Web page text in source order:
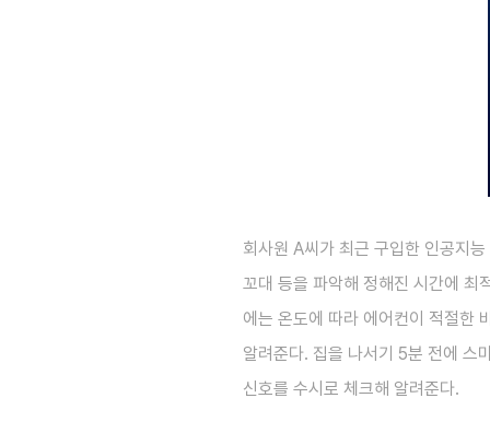
회사원 A씨가 최근 구입한 인공지
꼬대 등을 파악해 정해진 시간에 최
에는 온도에 따라 에어컨이 적절한
알려준다. 집을 나서기 5분 전에 스
신호를 수시로 체크해 알려준다.